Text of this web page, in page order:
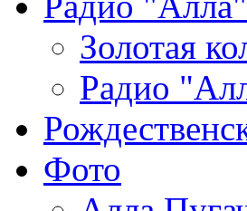
Золотая
Радио
Фото